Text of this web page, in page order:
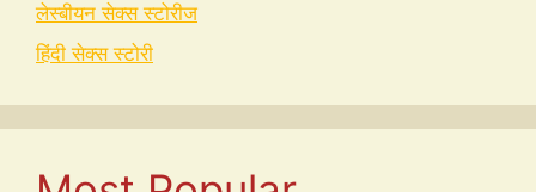
लेस्बीयन सेक्स स्टोरीज
हिंदी सेक्स स्टोरी